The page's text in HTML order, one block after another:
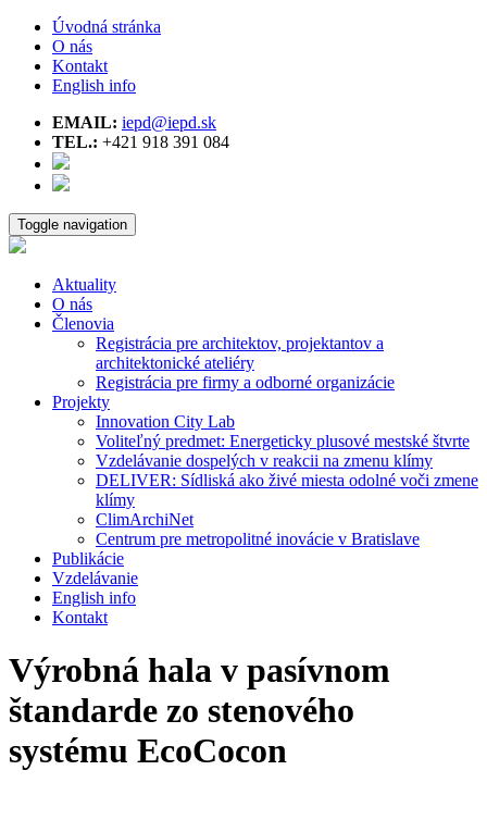
Úvodná stránka
O nás
Kontakt
English info
EMAIL: iepd@iepd.sk
TEL.: +421 918 391 084
Toggle navigation
Aktuality
O nás
Členovia
Registrácia pre architektov, projektantov a
architektonické ateliéry
Registrácia pre firmy a odborné organizácie
Projekty
Innovation City Lab
Voliteľný predmet: Energeticky plusové mestské štvrte
Vzdelávanie dospelých v reakcii na zmenu klímy
DELIVER: Sídliská ako živé miesta odolné voči zmene
klímy
ClimArchiNet
Centrum pre metropolitné inovácie v Bratislave
Publikácie
Vzdelávanie
English info
Kontakt
Výrobná hala v pasívnom
štandarde zo stenového
systému EcoCocon